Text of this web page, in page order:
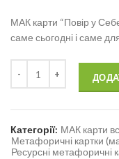
МАК карти “Повір у
саме сьогодні і саме
Категорії: МАК карти
Метафоричні картки
Ресурсні метафоричні